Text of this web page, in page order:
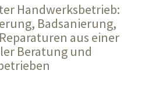
Handwerksbetrieb:
Badsanierung,
aus einer
Beratung und